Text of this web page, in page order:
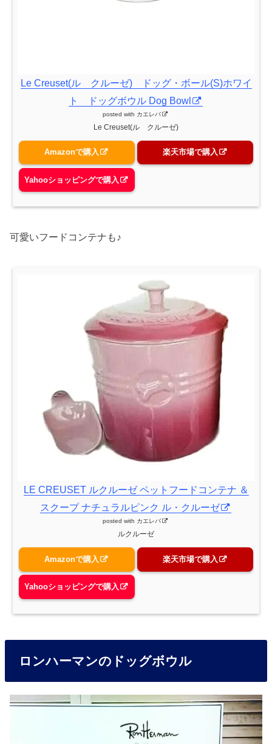
Le Creuset(ル クルーゼ) ドッグ・ボール(S)ホワイ
ト ドッグボウル Dog Bowl
posted with カエレバ
Le Creuset(ル クルーゼ)
Amazonで購入 楽天市場で購入
Yahooショッピングで購入
可愛いフードコンテナも♪
LE CREUSET ルクルーゼ ペットフードコンテナ ＆
スクープ ナチュラルピンク ル・クルーゼ
posted with カエレバ
ルクルーゼ
Amazonで購入 楽天市場で購入
Yahooショッピングで購入
ロンハーマンのドッグボウル